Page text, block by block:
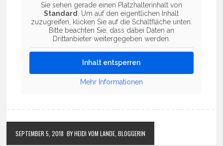
Sie sehen gerade einen Platzhalterinhalt von
Standard
. Um auf den eigentlichen Inhalt
zuzugreifen, klicken Sie auf die Schaltfläche unten.
Bitte beachten Sie, dass dabei Daten an
Drittanbieter weitergegeben werden.
Inhalt entsperren
Mehr Informationen
SEPTEMBER 5, 2018 BY HEIDI VOM LANDE, BLOGGERIN